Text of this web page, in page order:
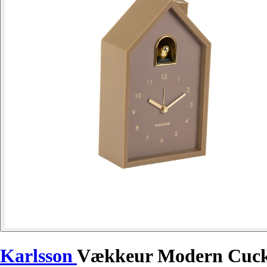
Karlsson Vækkeur Modern